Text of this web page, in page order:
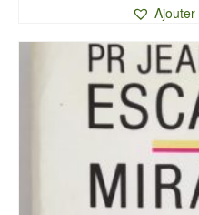
Ajouter